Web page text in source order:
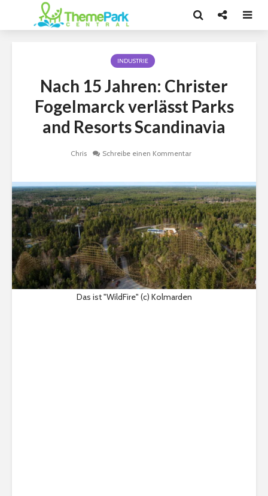
INDUSTRIE
Nach 15 Jahren: Christer
Fogelmarck verlässt Parks
and Resorts Scandinavia
Chris Schreibe einen Kommentar
Das ist "WildFire" (c) Kolmarden